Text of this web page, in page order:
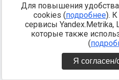
Для повышения
cookies (подробнее).
сервисы Yandex.Metrika,
которые также
(
Я согласен/